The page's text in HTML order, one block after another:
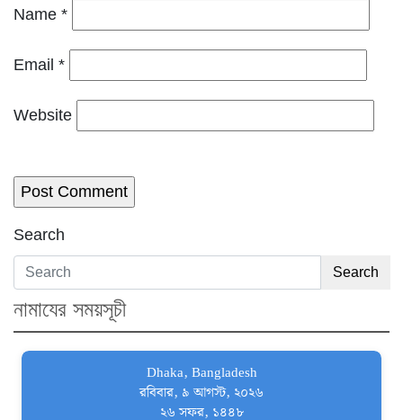
Name *
Email *
Website
Search
Search
নামাযের সময়সূচী
Dhaka, Bangladesh
রবিবার, ৯ আগস্ট, ২০২৬
২৬ সফর, ১৪৪৮